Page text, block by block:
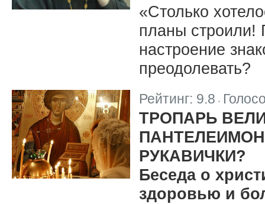
«Столько
планы строили!
настроение
преодолевать?
Рейтинг: 9.8
ТРОПАРЬ
РУКАВИЧКИ?
Беседа о
здоровью и